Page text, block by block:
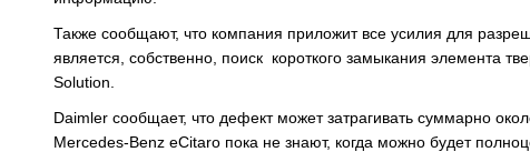
Также сообщают, что компания приложит все усилия для
является, собственно, поиск короткого замыкания элемента
Solution.
Daimler сообщает, что дефект может затрагивать суммарно
Mercedes-Benz eCitaro пока не знают, когда можно будет